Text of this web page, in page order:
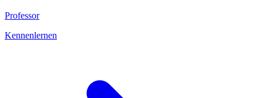
Professor
Kennenlernen